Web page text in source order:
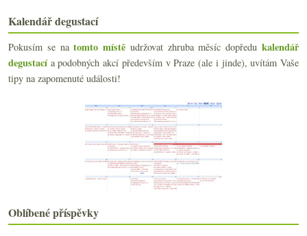
Tichá elegance Grace Koshu
Za vše mohou hipsta sommeliéři, změny v Rakousku a...
Evoluce jednoho vína
Parádní vermut z Jerezu
Burgundský pinot, moravský veltlín
Něco pro pobavení na pátek
►ledna(20)
►2015(251)
Kalendář degustací
Pokusím se natomto místě udržovat zhruba měsíc dopředukalendář
degustacía podobných akcí především v Praze (ale i jinde), uvítám Vaše
tipy na zapomenuté události!
Oblíbené příspěvky